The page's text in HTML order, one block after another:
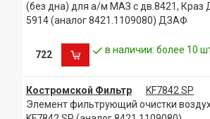
(без дна) для а/м МАЗ с дв.8421, Краз
5914 (аналог 8421.1109080) ДЗАФ
722 в наличии: более 10
Костромской Фильтр
KF7842 SP
Элемент фильтрующий очистки